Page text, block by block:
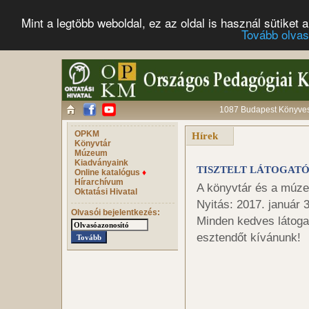
Mint a legtöbb weboldal, ez az oldal is használ sütiket
Tovább
1087 Budapest
OPKM
Könyvtár
Múzeum
Kiadványaink
Online katalógus ♦
Hírarchívum
Oktatási Hivatal
Olvasói bejelentkezés:
Hírek
TISZTELT
A könyvtár és a
Nyitás: 2017. január
Minden kedves
esztendőt kívánunk!